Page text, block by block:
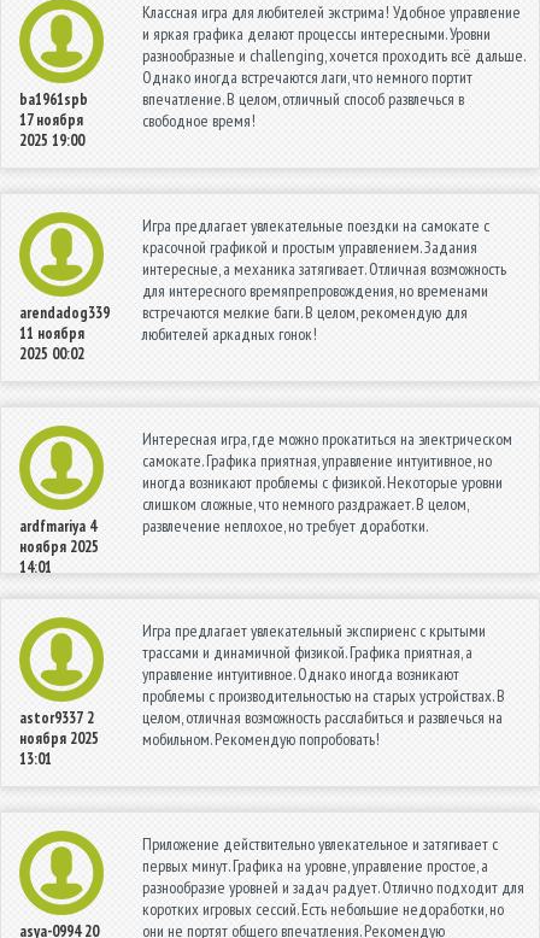
ba1961spb
17 ноября
2025 19:00
Классная игра для любителей экстрима! Удобное управление
и яркая графика делают процессы интересными. Уровни
разнообразные и challenging, хочется проходить всё дальше.
Однако иногда встречаются лаги, что немного портит
впечатление. В целом, отличный способ развлечься в
свободное время!
arendadog339
11 ноября
2025 00:02
Игра предлагает увлекательные поездки на самокате с
красочной графикой и простым управлением. Задания
интересные, а механика затягивает. Отличная возможность
для интересного времяпрепровождения, но временами
встречаются мелкие баги. В целом, рекомендую для
любителей аркадных гонок!
ardfmariya 4
ноября 2025
14:01
Интересная игра, где можно прокатиться на электрическом
самокате. Графика приятная, управление интуитивное, но
иногда возникают проблемы с физикой. Некоторые уровни
слишком сложные, что немного раздражает. В целом,
развлечение неплохое, но требует доработки.
astor9337 2
ноября 2025
13:01
Игра предлагает увлекательный экспириенс с крытыми
трассами и динамичной физикой. Графика приятная, а
управление интуитивное. Однако иногда возникают
проблемы с производительностью на старых устройствах. В
целом, отличная возможность расслабиться и развлечься на
мобильном. Рекомендую попробовать!
asya-0994 20
Приложение действительно увлекательное и затягивает с
первых минут. Графика на уровне, управление простое, а
разнообразие уровней и задач радует. Отлично подходит для
коротких игровых сессий. Есть небольшие недоработки, но
они не портят общего впечатления. Рекомендую